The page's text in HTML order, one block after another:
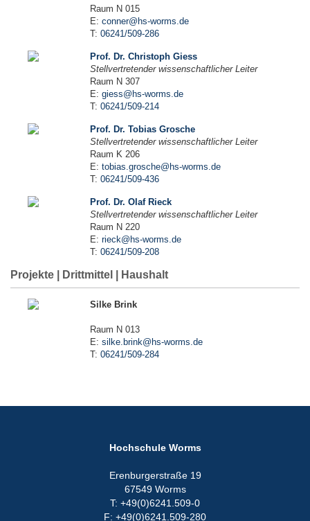
Raum N 015
E: conner@hs-worms.de
T: 06241/509-286
Prof. Dr. Christoph Giess
Stellvertretender wissenschaftlicher Leiter
Raum N 307
E: giess@hs-worms.de
T: 06241/509-214
Prof. Dr. Tobias Grosche
Stellvertretender wissenschaftlicher Leiter
Raum K 206
E: tobias.grosche@hs-worms.de
T: 06241/509-436
Prof. Dr. Olaf Rieck
Stellvertretender wissenschaftlicher Leiter
Raum N 220
E: rieck@hs-worms.de
T: 06241/509-208
Projekte | Drittmittel | Haushalt
Silke Brink
Raum N 013
E: silke.brink@hs-worms.de
T: 06241/509-284
Hochschule Worms
Erenburgerstraße 19
67549 Worms
T: +49(0)6241.509-0
F: +49(0)6241.509-280